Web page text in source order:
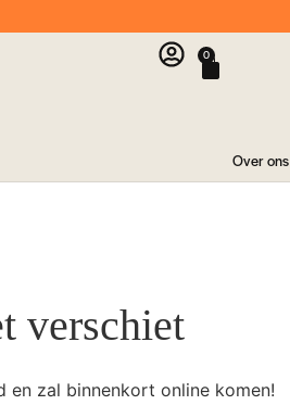
0
Over ons
verschiet
zal binnenkort online komen!